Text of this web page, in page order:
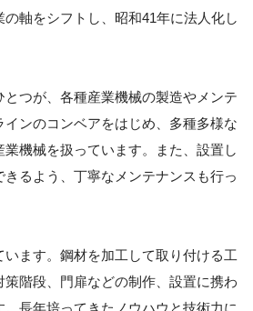
軸をシフトし、昭和41年に法人化し
つが、各種産業機械の製造やメンテ
ンのコンベアをはじめ、多種多様な
機械を扱っています。また、設置し
るよう、丁寧なメンテナンスも行っ
ます。鋼材を加工して取り付ける工
階段、門扉などの制作、設置に携わ